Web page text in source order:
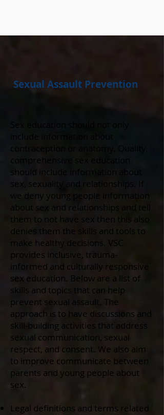
Sexual Assault Prevention
contraception or anatomy. Quality,
comprehensive sex education
should include information about
sex, sexuality and relationships. If
we deny young people information
about sex and relationships and tell
them to not have sex then this also
denies them the skills and tools to
make healthy decisions. VSC
provides inclusive, trauma-
informed and culturally responsive
sex education. Below are a list of
skills and topics that can help
prevent sexual assault. The
approach is to have discussions and
skill-building activities that address
sexual communication, sexual
respect, and consent. We also aim
to improve communicate between
parents and young people about
sex.
Legal definitions and terms related